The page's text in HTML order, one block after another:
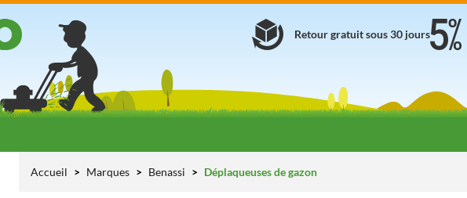
Retour gratuit sous 30 jours
Accueil Marques Benassi Déplaqueuses de gazon